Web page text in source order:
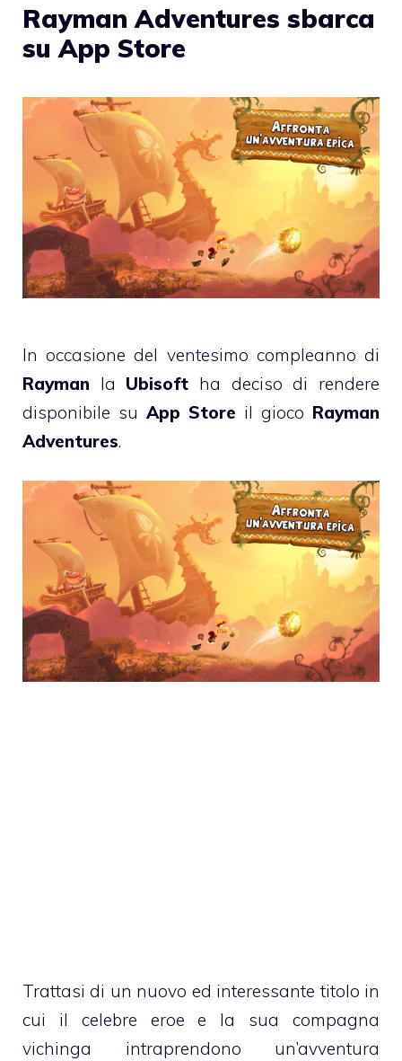
Rayman Adventures sbarca
su App Store
In occasione del ventesimo compleanno di
Rayman la Ubisoft ha deciso di rendere
disponibile su App Store il gioco Rayman
Adventures.
Trattasi di un nuovo ed interessante titolo in
cui il celebre eroe e la sua compagna
vichinga intraprendono un’avventura